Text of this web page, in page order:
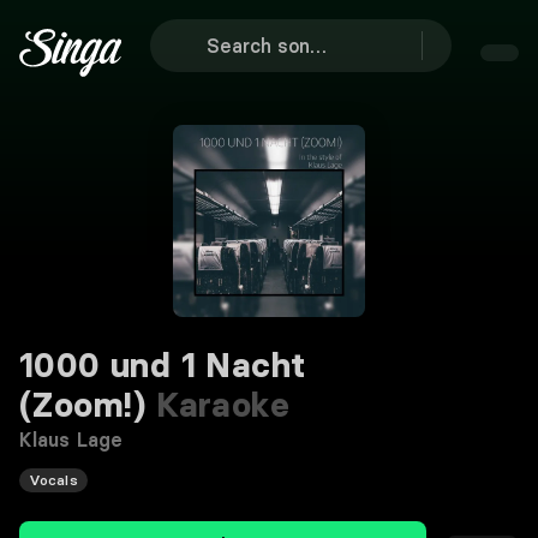
1000 und 1 Nacht
(Zoom!) Karaoke
Klaus Lage
Vocals